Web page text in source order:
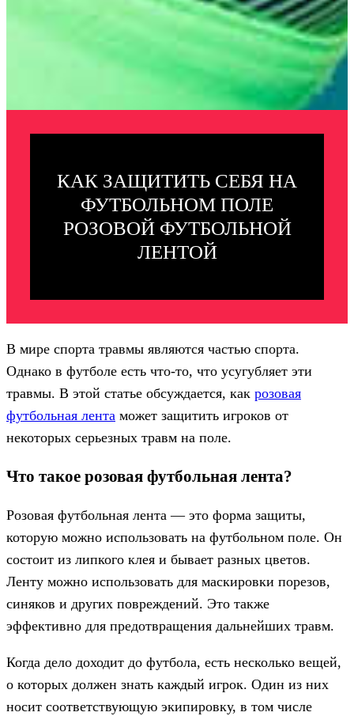
КАК ЗАЩИТИТЬ СЕБЯ НА
ФУТБОЛЬНОМ ПОЛЕ
РОЗОВОЙ ФУТБОЛЬНОЙ
ЛЕНТОЙ
В мире спорта травмы являются частью спорта.
Однако в футболе есть что-то, что усугубляет эти
травмы. В этой статье обсуждается, как розовая
футбольная лента может защитить игроков от
некоторых серьезных травм на поле.
Что такое розовая футбольная лента?
Розовая футбольная лента — это форма защиты,
которую можно использовать на футбольном поле. Он
состоит из липкого клея и бывает разных цветов.
Ленту можно использовать для маскировки порезов,
синяков и других повреждений. Это также
эффективно для предотвращения дальнейших травм.
Когда дело доходит до футбола, есть несколько вещей,
о которых должен знать каждый игрок. Один из них
носит соответствующую экипировку, в том числе